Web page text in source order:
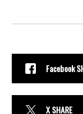
Facebook
X SHARE